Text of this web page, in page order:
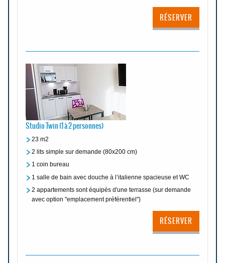
RÉSERVER
Studio Twin (1 à 2 personnes)
23 m2
2 lits simple sur demande (80x200 cm)
1 coin bureau
1 salle de bain avec douche à l’italienne spacieuse et WC
2 appartements sont équipés d'une terrasse (sur demande
avec option "emplacement préférentiel")
RÉSERVER